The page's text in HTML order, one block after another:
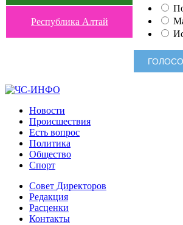
Республика Алтай
Новости
Происшествия
Есть вопрос
Политика
Общество
Спорт
Совет Директоров
Редакция
Расценки
Контакты